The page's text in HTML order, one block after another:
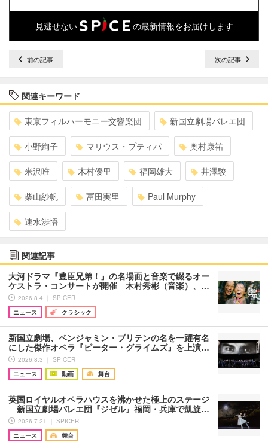
見逃せない の最新情報をお届けします
前の記事 次の記事
関連キーワード
東京フィルハーモニー交響楽団 新国立劇場バレエ団
小野絢子 マリウス・プティパ 奥村康祐
米沢唯 木村優里 福岡雄大 井澤駿
柴山紗帆 冨田実里 Paul Murphy
速水渉悟
関連記事
大河ドラマ『豊臣兄弟！』の名場面と音楽で綴るオー
ケストラ・コンサートが開催 木村秀彬（音楽）、…
2026.8.4 ｜ SPICER
ニュース
クラシック
新国立劇場、ベンジャミン・ブリテンの名を一躍有名
にした傑作オペラ『ピーター・グライムズ』を上演…
2026.8.3 ｜ SPICER
ニュース
動画 舞台
英国ロイヤルオペラハウスを沸かせた極上のステージ
新国立劇場バレエ団『ジゼル』福岡・兵庫で凱旋…
2026.7.21 ｜ SPICER
ニュース
舞台